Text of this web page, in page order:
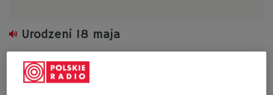
Urodzeni 18 maja
Zobacz więcej na temat:
Janusz Deblessem Marian Szałkowski